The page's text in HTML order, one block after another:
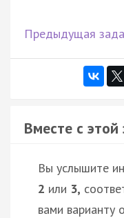
Предыдущая
Вместе с
Вы услышите
2 или 3,
вами варианту